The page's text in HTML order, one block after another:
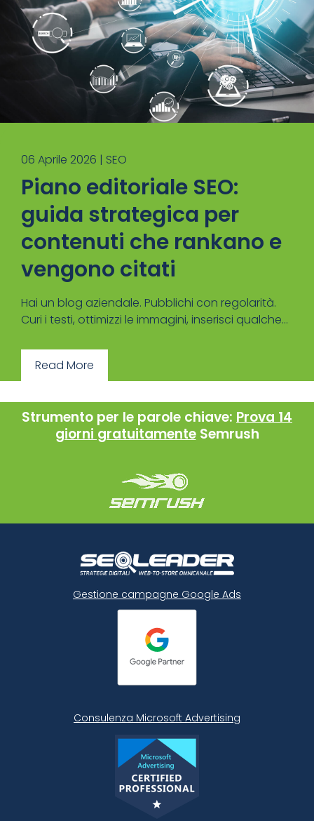
06 Aprile 2026 | SEO
Piano editoriale SEO:
guida strategica per
contenuti che rankano e
vengono citati
Hai un blog aziendale. Pubblichi con regolarità.
Curi i testi, ottimizzi le immagini, inserisci qualche...
Read More
Strumento per le parole chiave: Prova 14
giorni gratuitamente Semrush
Gestione campagne Google Ads
Consulenza Microsoft Advertising